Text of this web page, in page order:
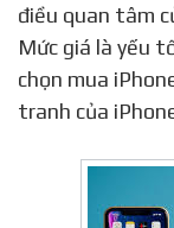
điều quan tâm
Mức giá là yếu
chọn mua
tranh của